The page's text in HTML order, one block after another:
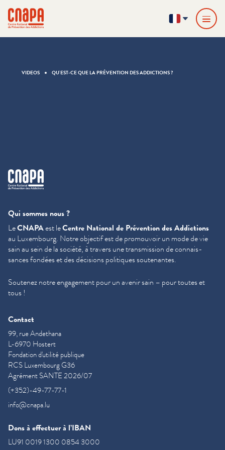
cnapa
FR
VIDEOS QU'EST-CE QUE LA PRÉVENTION DES ADDICTIONS ?
cnapa
Qui sommes nous ?
LeCNAPAest leCentre National de Prévention des Addictions
au Luxembourg. Notre objectif est de promouvoir un mode de vie
sain au sein de la société, à travers une trans­mis­sion de con­nais­
sances fondées et des décisions politiques soutenantes.
Soutenez notre engagement pour un avenir sain – pour toutes et
tous !
Contact
99, rue Andethana
L-6970 Hostert
Fondation d'utilité publique
RCS Luxembourg G36
Agrément SANTE 2026/07
(+352)-49-77-77-1
info@cnapa.lu
Dons à effectuer à l’IBAN
LU91 0019 1300 0854 3000